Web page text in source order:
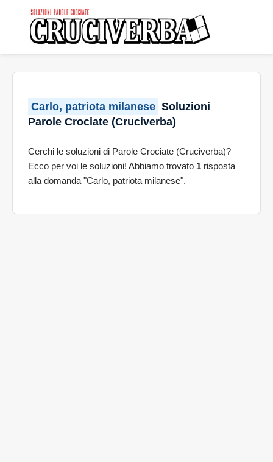
Carlo, patriota milanese Soluzioni
Parole Crociate (Cruciverba)
Cerchi le soluzioni di Parole Crociate (Cruciverba)?
Ecco per voi le soluzioni! Abbiamo trovato 1 risposta
alla domanda "Carlo, patriota milanese".